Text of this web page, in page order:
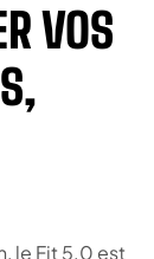
VOS
le Fit 5.0 est